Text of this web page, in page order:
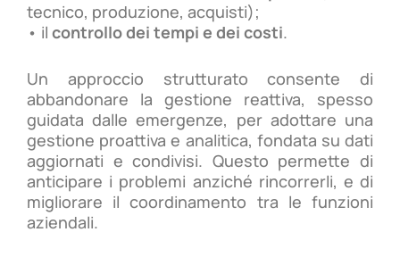
tecnico, produzione, acquisti);
• il controllo dei tempi e dei costi.
Un approccio strutturato consente di
abbandonare la gestione reattiva, spesso
guidata dalle emergenze, per adottare una
gestione proattiva e analitica, fondata su dati
aggiornati e condivisi. Questo permette di
anticipare i problemi anziché rincorrerli, e di
migliorare il coordinamento tra le funzioni
aziendali.